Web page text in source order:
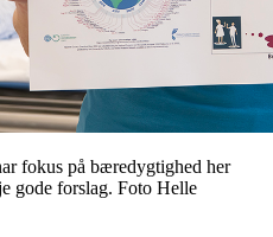
fokus på bæredygtighed her
gode forslag. Foto Helle